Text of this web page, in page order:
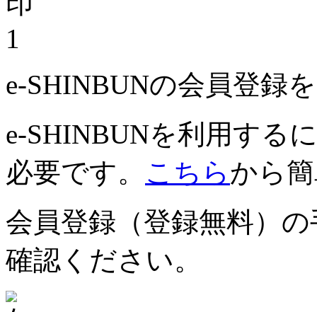
1
e-SHINBUNの会員登録
e-SHINBUNを利用する
必要です。 こちらから
会員登録（登録無料）
確認ください。